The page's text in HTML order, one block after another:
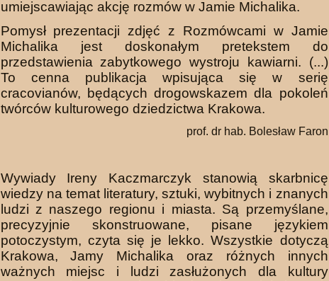
umiejscawiając akcję rozmów w Jamie Michalika.
Pomysł prezentacji zdjęć z Rozmówcami w Jamie
Michalika jest doskonałym pre­tekstem do
przedstawienia zabytkowego wystroju kawiarni. (...)
To cenna publika­cja wpisująca się w serię
cracovianów, będących drogowskazem dla pokoleń
twór­ców kulturowego dziedzictwa Krakowa.
prof. dr hab. Bolesław Faron
Wywiady Ireny Kaczmarczyk stanowią skarbnicę
wiedzy na temat literatury, sztu­ki, wybitnych i znanych
ludzi z naszego regionu i miasta. Są przemyślane,
precy­zyjnie skonstruowane, pisane językiem
potoczystym, czyta się je lekko. Wszystkie dotyczą
Krakowa, Jamy Michalika oraz różnych innych
ważnych miejsc i ludzi za­służonych dla kultury